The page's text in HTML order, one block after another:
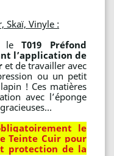
Skaï, Vinyle :
leT019 Préfond
l’application de
et de travailler avec
ou un petit
! Ces matières
avec l’éponge
le
Teinte Cuir pour
protection de la